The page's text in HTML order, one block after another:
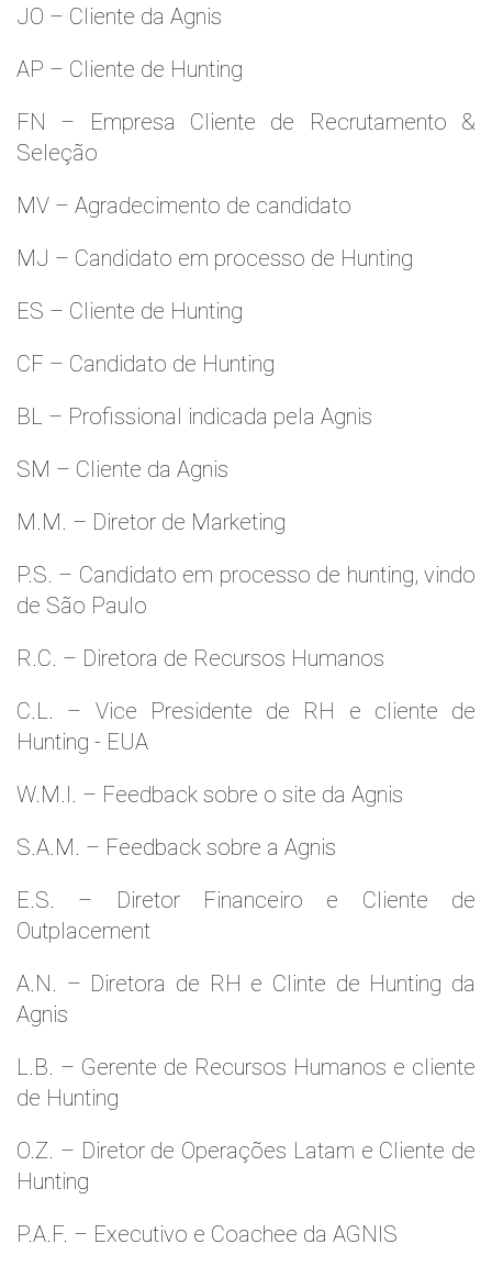
JO – Cliente da Agnis
AP – Cliente de Hunting
FN – Empresa Cliente de Recrutamento &
Seleção
MV – Agradecimento de candidato
MJ – Candidato em processo de Hunting
ES – Cliente de Hunting
CF – Candidato de Hunting
BL – Profissional indicada pela Agnis
SM – Cliente da Agnis
M.M. – Diretor de Marketing
P.S. – Candidato em processo de hunting, vindo
de São Paulo
R.C. – Diretora de Recursos Humanos
C.L. – Vice Presidente de RH e cliente de
Hunting - EUA
W.M.l. – Feedback sobre o site da Agnis
S.A.M. – Feedback sobre a Agnis
E.S. – Diretor Financeiro e Cliente de
Outplacement
A.N. – Diretora de RH e Clinte de Hunting da
Agnis
L.B. – Gerente de Recursos Humanos e cliente
de Hunting
O.Z. – Diretor de Operações Latam e Cliente de
Hunting
P.A.F. – Executivo e Coachee da AGNIS